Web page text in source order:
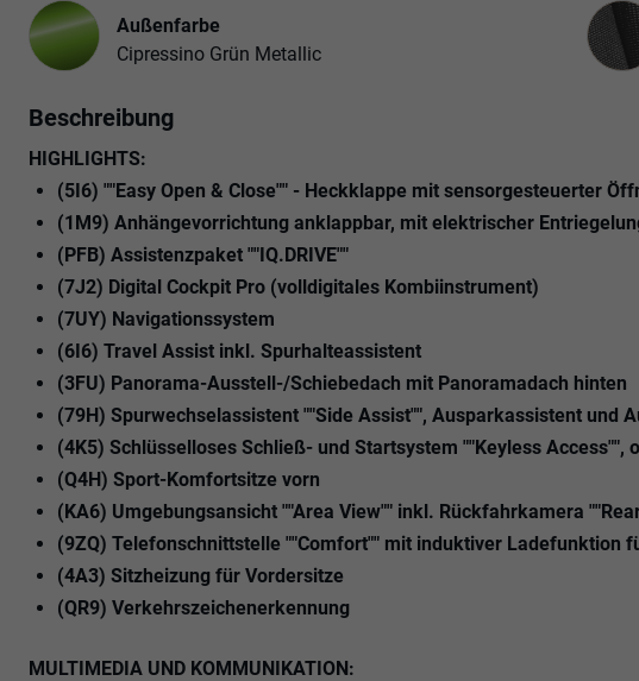
Außenfarbe
Cipressino Grün Metallic
Beschreibung
HIGHLIGHTS:
(5I6) ""Easy Open & Close"" - Heckklappe mit sensorgesteuerter
(1M9) Anhängevorrichtung anklappbar, mit elektrischer
(PFB) Assistenzpaket ""IQ.DRIVE""
(7J2) Digital Cockpit Pro (volldigitales Kombiinstrument)
(7UY) Navigationssystem
(6I6) Travel Assist inkl. Spurhalteassistent
(3FU) Panorama-Ausstell-/Schiebedach mit Panoramadach hinten
(79H) Spurwechselassistent ""Side Assist"", Ausparkassistent und
(4K5) Schlüsselloses Schließ- und Startsystem ""Keyless Access"",
(Q4H) Sport-Komfortsitze vorn
(KA6) Umgebungsansicht ""Area View"" inkl. Rückfahrkamera
(9ZQ) Telefonschnittstelle ""Comfort"" mit induktiver Ladefunktion
(4A3) Sitzheizung für Vordersitze
(QR9) Verkehrszeichenerkennung
MULTIMEDIA UND KOMMUNIKATION: